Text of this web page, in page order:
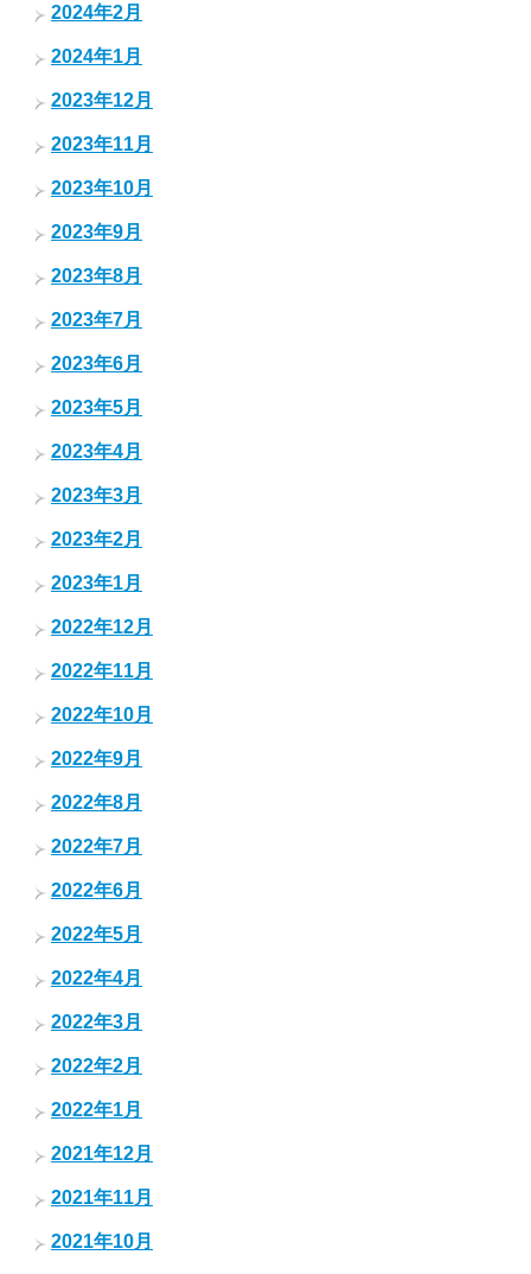
2024年2月
2024年1月
2023年12月
2023年11月
2023年10月
2023年9月
2023年8月
2023年7月
2023年6月
2023年5月
2023年4月
2023年3月
2023年2月
2023年1月
2022年12月
2022年11月
2022年10月
2022年9月
2022年8月
2022年7月
2022年6月
2022年5月
2022年4月
2022年3月
2022年2月
2022年1月
2021年12月
2021年11月
2021年10月